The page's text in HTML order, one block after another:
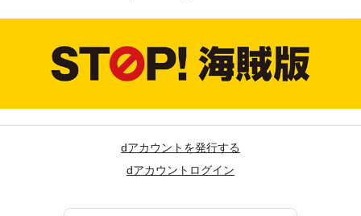
dアカウントを発行する
dアカウントログイン